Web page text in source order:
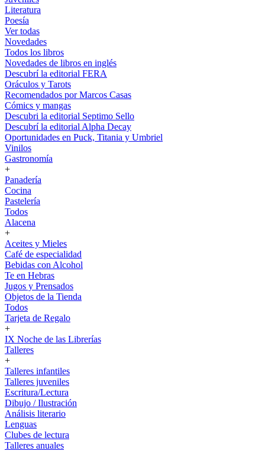
Literatura
Poesía
Ver todas
Novedades
Todos los libros
Novedades de libros en inglés
Descubrí la editorial FERA
Oráculos y Tarots
Recomendados por Marcos Casas
Cómics y mangas
Descubri la editorial Septimo Sello
Descubrí la editorial Alpha Decay
Oportunidades en Puck, Titania y Umbriel
Vinilos
Gastronomía
+
Panadería
Cocina
Pastelería
Todos
Alacena
+
Aceites y Mieles
Café de especialidad
Bebidas con Alcohol
Te en Hebras
Jugos y Prensados
Objetos de la Tienda
Todos
Tarjeta de Regalo
+
IX Noche de las Librerías
Talleres
+
Talleres infantiles
Talleres juveniles
Escritura/Lectura
Dibujo / Ilustración
Análisis literario
Lenguas
Clubes de lectura
Talleres anuales